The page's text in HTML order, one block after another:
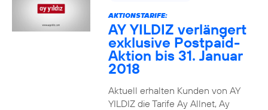
AKTIONSTARIFE:
AY YILDIZ verlängert
exklusive Postpaid-
Aktion bis 31. Januar
2018
Aktuell erhalten Kunden von AY
YILDIZ die Tarife Ay Allnet, Ay